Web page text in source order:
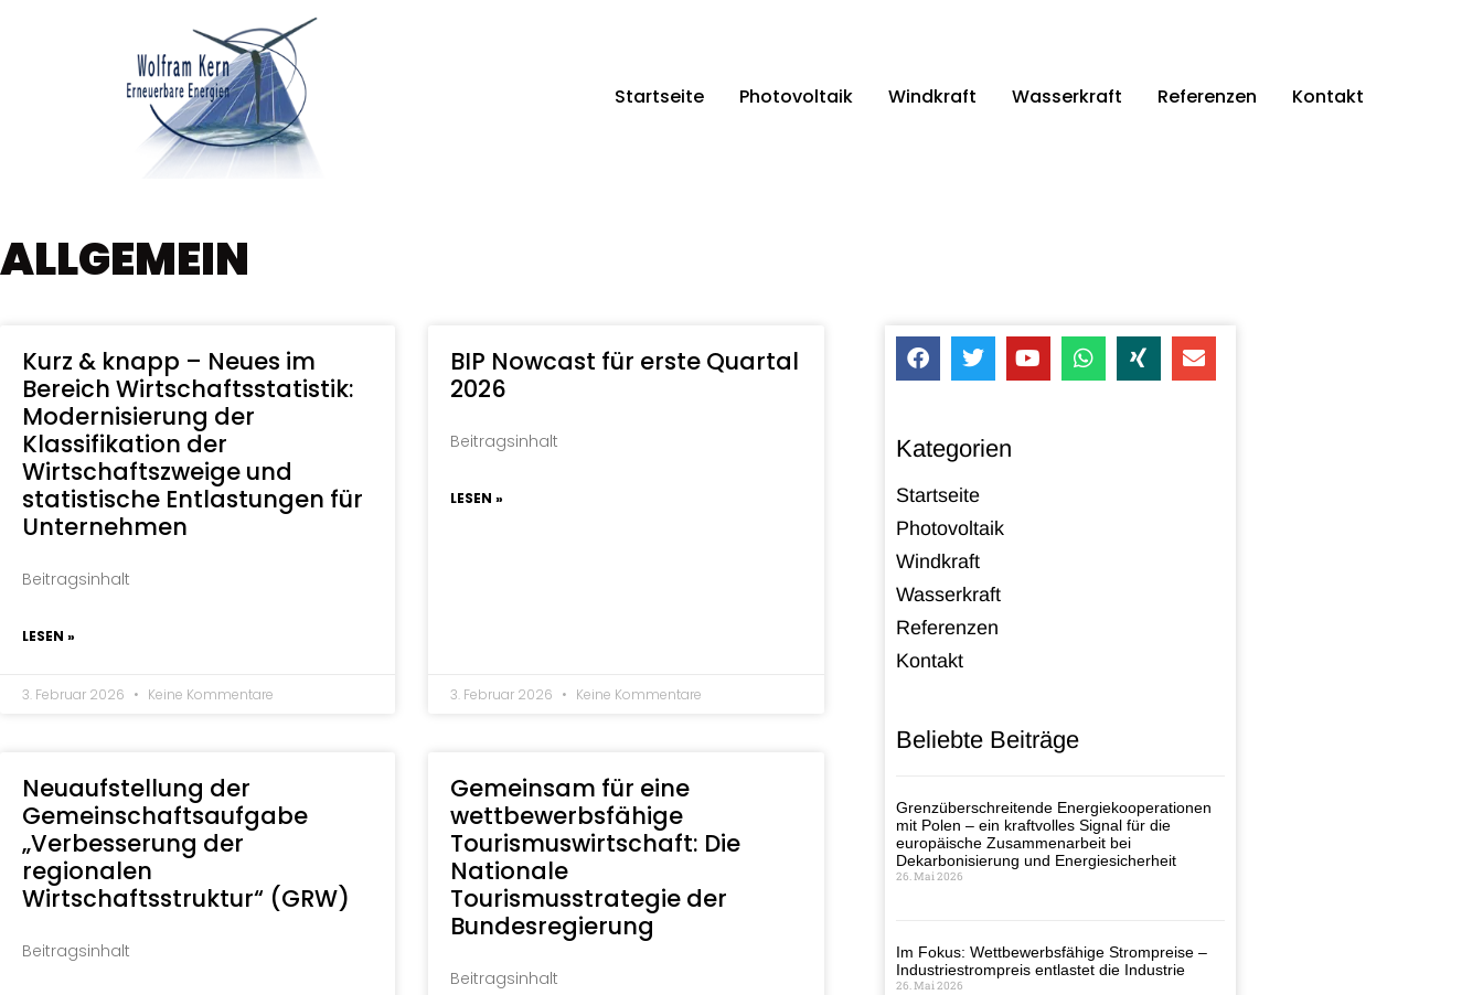
Startseite Photovoltaik Windkraft Wasserkraft Referenzen Kontakt
ALLGEMEIN
Kurz & knapp – Neues im
Bereich Wirtschaftsstatistik:
Modernisierung der
Klassifikation der
Wirtschaftszweige und
statistische Entlastungen für
Unternehmen
Beitragsinhalt
LESEN »
3. Februar 2026 Keine Kommentare
BIP Nowcast für erste Quartal
2026
Beitragsinhalt
LESEN »
3. Februar 2026 Keine Kommentare
Neuaufstellung der
Gemeinschaftsaufgabe
„Verbesserung der
regionalen
Wirtschaftsstruktur“ (GRW)
Beitragsinhalt
Gemeinsam für eine
wettbewerbsfähige
Tourismuswirtschaft: Die
Nationale
Tourismusstrategie der
Bundesregierung
Beitragsinhalt
Kategorien
Startseite
Photovoltaik
Windkraft
Wasserkraft
Referenzen
Kontakt
Beliebte Beiträge
Grenzüberschreitende Energiekooperationen
mit Polen – ein kraftvolles Signal für die
europäische Zusammenarbeit bei
Dekarbonisierung und Energiesicherheit
26. Mai 2026
Im Fokus: Wettbewerbsfähige Strompreise –
Industriestrompreis entlastet die Industrie
26. Mai 2026